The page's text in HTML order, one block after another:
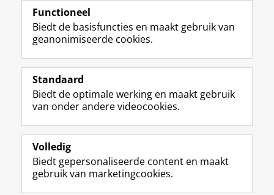
View this page in:English
Volg de RUG
F
a
e
b
o
p
a
L
i
k
e
I
-
p
R
S
-
f
e
R
I
n
t
r
m
Y
o
T
e
k
Studiekiezers
Alumni
Over ons
Functioneel
Biedt de basisfuncties en maakt gebruik van
geanonimiseerde cookies.
Standaard
Biedt de optimale werking en maakt gebruik
van onder andere videocookies.
Volledig
Biedt gepersonaliseerde content en maakt
gebruik van marketingcookies.